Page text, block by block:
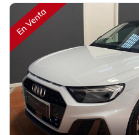
En Venta